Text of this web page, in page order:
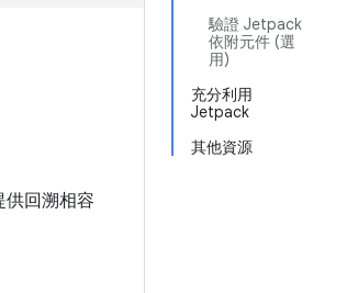
驗證 Jetpack
依附元件 (選
用)
充分利用
Jetpack
其他資源
供回溯相容